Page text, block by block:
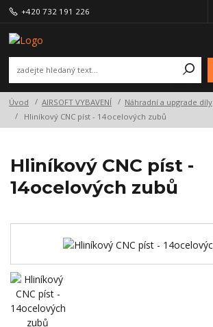
+420 732 191 226
Úvod AIRSOFT VYBAVENÍ Náhradní a upgrade díly
Hliníkový CNC píst - 14ocelových zubů
Hliníkový CNC píst -
14ocelových zubů